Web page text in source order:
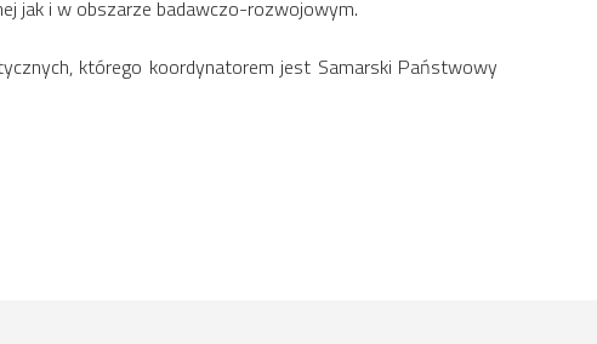
jak i w obszarze badawczo-rozwojowym.
którego koordynatorem jest Samarski Państwowy